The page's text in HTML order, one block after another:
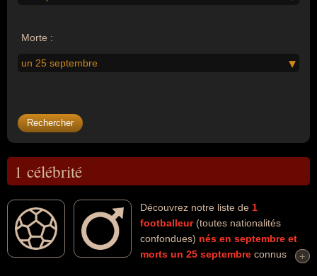
Morte :
un 25 septembre
1 célébrité
Découvrez notre liste de 1
footballeur(toutes nationalités
confondues) nés en septembre et
morts un 25 septembre connus
+
+